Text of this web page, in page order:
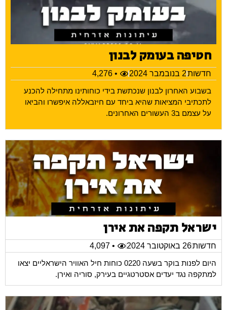
חטיפה בעומק לבנון
חדשות2 בנובמבר 2024
• 4,276
בשבוע האחרון לבנון שנכתשת בידי כוחותינו מתחילה להכנע
לתכתיבי המציאות שהיא ביחד עם חיזבאללה איפשרו והביאו
על עצמם ב3 העשורים האחרונים.
ישראל תקפה את אירן
חדשות26 באוקטובר 2024
• 4,097
היום לפנות בוקר בשעה 0220 כוחות חיל האוויר הישראליים יצאו
למתקפה נגד יעדים אסטרטגיים בעירק, סוריה ואירן.